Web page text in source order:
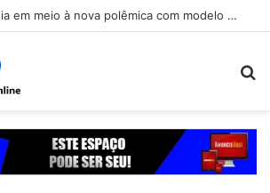
Vini Jr. e Virgínia em meio à nova polêmica com modelo não passa despercebida na web